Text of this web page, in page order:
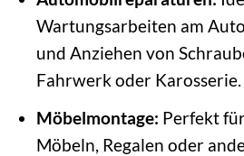
Wartungsarbeiten am
und Anziehen von
Fahrwerk oder Karosserie.
Möbelmontage: Perfekt
Möbeln, Regalen oder